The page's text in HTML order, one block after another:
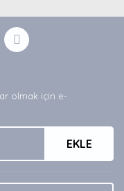
olmak için e-
EKLE